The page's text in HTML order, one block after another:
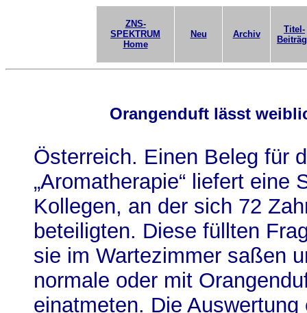
ZNS-
SPEKTRUM
Home
Neu Archiv
Titel-
Orangenduft lässt
Österreich. Einen Beleg für
„Aromatherapie“ liefert eine
Kollegen, an der sich 72
beteiligten. Diese füllten
sie im Wartezimmer saßen
normale oder mit
einatmeten. Die